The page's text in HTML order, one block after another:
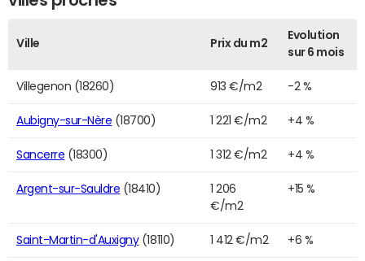
Ville Prix du m2
Evolution
sur 6 mois
Villegenon (18260) 913 €/m2 -2 %
Aubigny-sur-Nère (18700) 1 221 €/m2 +4 %
Sancerre (18300) 1 312 €/m2 +4 %
Argent-sur-Sauldre (18410)
1 206
€/m2
+15 %
Saint-Martin-d'Auxigny(18110) 1 412 €/m2 +6 %